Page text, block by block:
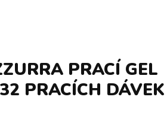
PRACÍ GEL
PRACÍCH DÁVEK